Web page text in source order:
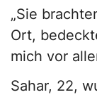
„Sie
Ort,
mich vor
Sahar, 22,